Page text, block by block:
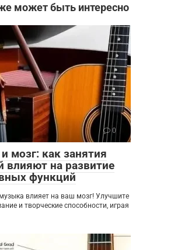
может быть интересно
0
мозг: как занятия
влияют на развитие
функций
влияет на ваш мозг! Улучшите
и творческие способности, играя